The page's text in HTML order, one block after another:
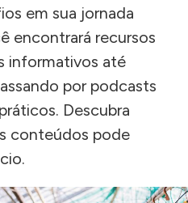
em sua jornada
encontrará recursos
informativos até
por podcasts
Descubra
conteúdos pode